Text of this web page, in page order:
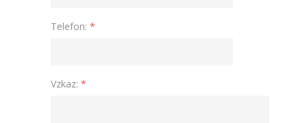
Telefon: *
Vzkaz: *